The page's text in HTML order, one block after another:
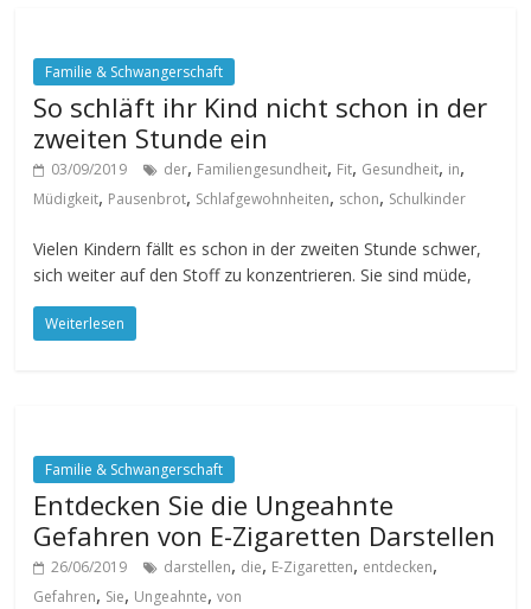
Familie & Schwangerschaft
So schläft ihr Kind nicht schon in der
zweiten Stunde ein
03/09/2019 der, Familiengesundheit, Fit, Gesundheit, in,
Müdigkeit, Pausenbrot, Schlafgewohnheiten, schon, Schulkinder
Vielen Kindern fällt es schon in der zweiten Stunde schwer,
sich weiter auf den Stoff zu konzentrieren. Sie sind müde,
Weiterlesen
Familie & Schwangerschaft
Entdecken Sie die Ungeahnte
Gefahren von E-Zigaretten Darstellen
26/06/2019 darstellen, die, E-Zigaretten, entdecken,
Gefahren, Sie, Ungeahnte,von